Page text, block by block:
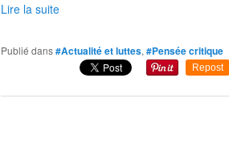
Lire la suite
Publié dans#Actualité et luttes, #Pensée critique
Repost